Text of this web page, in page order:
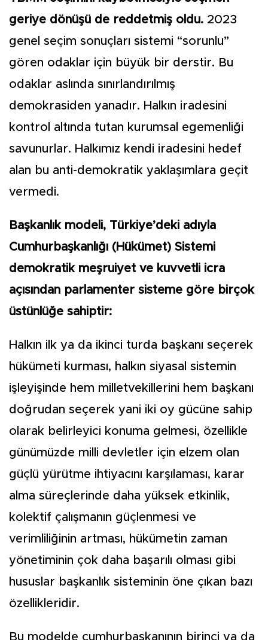
geriye dönüşü de reddetmiş oldu. 2023
genel seçim sonuçları sistemi “sorunlu”
gören odaklar için büyük bir derstir. Bu
odaklar aslında sınırlandırılmış
demokrasiden yanadır. Halkın iradesini
kontrol altında tutan kurumsal egemenliği
savunurlar. Halkımız kendi iradesini hedef
alan bu anti-demokratik yaklaşımlara geçit
vermedi.
Başkanlık modeli, Türkiye’deki adıyla
Cumhurbaşkanlığı (Hükümet) Sistemi
demokratik meşruiyet ve kuvvetli icra
açısından parlamenter sisteme göre birçok
üstünlüğe sahiptir:
Halkın ilk ya da ikinci turda başkanı seçerek
hükümeti kurması, halkın siyasal sistemin
işleyişinde hem milletvekillerini hem başkanı
doğrudan seçerek yani iki oy gücüne sahip
olarak belirleyici konuma gelmesi, özellikle
günümüzde milli devletler için elzem olan
güçlü yürütme ihtiyacını karşılaması, karar
alma süreçlerinde daha yüksek etkinlik,
kolektif çalışmanın güçlenmesi ve
verimliliğinin artması, hükümetin zaman
yönetiminin çok daha başarılı olması gibi
hususlar başkanlık sisteminin öne çıkan bazı
özellikleridir.
Bu modelde cumhurbaşkanının birinci ya da